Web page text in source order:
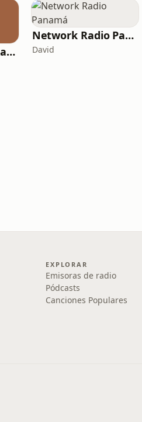
Forever Virtual Radio
Network Radio Panamá
David
EXPLORAR
Emisoras de radio
Pódcasts
Canciones Populares